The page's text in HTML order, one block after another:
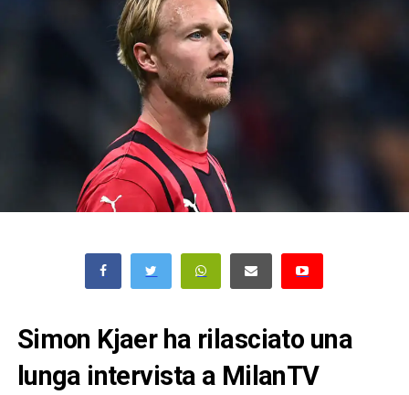
Simon Kjaer ha rilasciato una
lunga intervista a MilanTV